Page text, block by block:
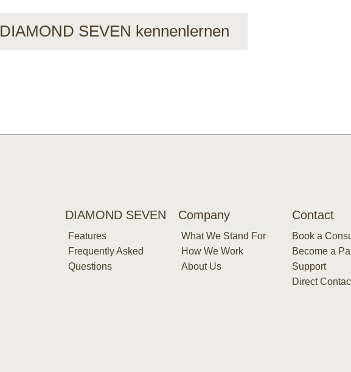
DIAMOND SEVEN kennenlernen
DIAMOND SEVEN
Features
Frequently Asked
Questions
Company
What We Stand For
How We Work
About Us
Contact
Book a
Become a
Support
Direct